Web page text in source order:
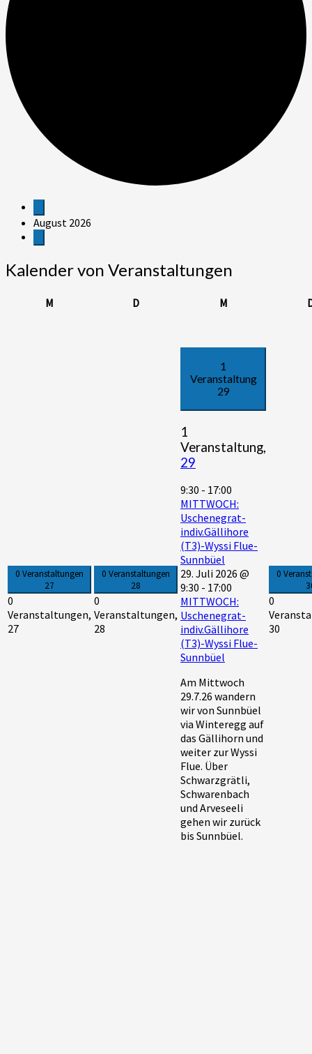
Veranstaltungen
August 2026
Kalender von Veranstaltungen
M DDienstag MMittwoch
0 Veranstaltungen
27
0
Veranstaltungen,
27
0 Veranstaltungen
28
0
Veranstaltungen,
28
1
Veranstaltung
29
1
Veranstaltung,
29
9:30 - 17:00
MITTWOCH:
Uschenegrat-
indiv.Gällihore
(T3)-Wyssi Flue-
Sunnbüel
29. Juli 2026 @
9:30 - 17:00
MITTWOCH:
Uschenegrat-
indiv.Gällihore
(T3)-Wyssi Flue-
Sunnbüel
Am Mittwoch
29.7.26 wandern
wir von Sunnbüel
via Winteregg auf
das Gällihorn und
weiter zur Wyssi
Flue. Über
Schwarzgrätli,
Schwarenbach
und Arveseeli
gehen wir zurück
bis Sunnbüel.
0
0
30